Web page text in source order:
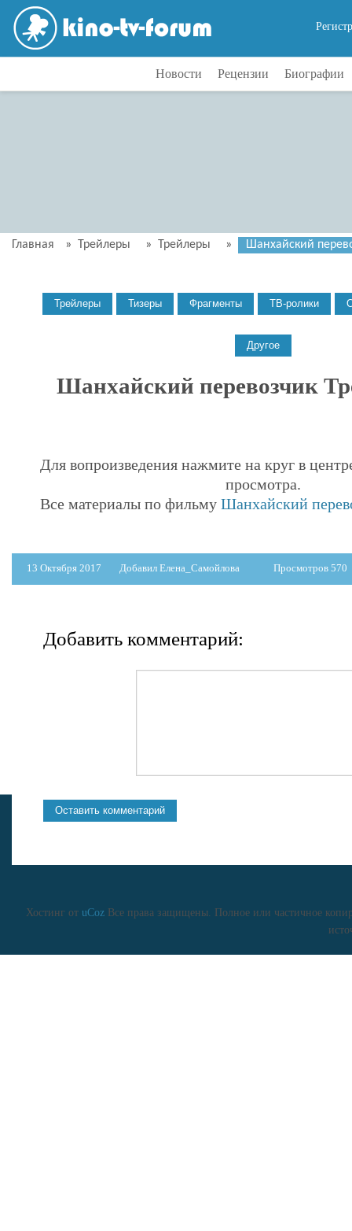
Новости Рецензии Биографии
Главная » Трейлеры » Трейлеры » Шанхайский
Шанхайский перевозчик
Для вопроизведения нажмите на круг в
просмотра.
Все материалы по фильму Шанхайский
13 Октября 2017 Добавил Елена_Самойлова Просмотров 570
Добавить комментарий:
Хостинг от uCozВсе права защищены. Полное или частичное